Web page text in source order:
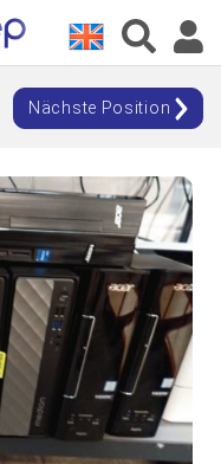
Nächste Position